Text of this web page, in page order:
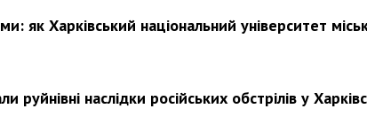
як Харківський національний університет
руйнівні наслідки російських обстрілів у